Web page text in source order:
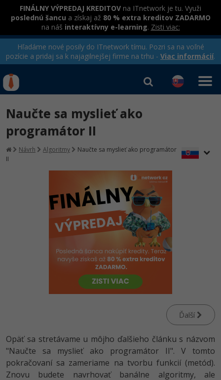
FINÁLNY VÝPREDAJ KREDITOV na ITnetwork je tu. Využi
poslednú šancu a získaj až 80 % extra kreditov ZADARMO
na náš interaktívny e-learning. Zisti viac:
Hľadáme nové posily do ITnetwork tímu. Pozri sa na voľné
pozície a pridaj sa k najagilnejšej firme na trhu - Viac informácií.
Rekvalifikačné kurzy
hradené úradom práce
Kurzy programovania
C# .NET -80%
Python -80%
JavaScript -80%
Kotlin -80%
Céčko
Prihlásiť sa | Registrovať
Naučte sa myslieť ako
programátor II
Návrh Algoritmy
Naučte sa myslieť ako programátor
II
Ďalší
Opäť sa stretávame u môjho ďalšieho článku s názvom
"Naučte sa myslieť ako programátor II". V tomto
pokračovaní sa zameriame na tvorbu funkcií (metód).
Znovu budete navrhovať banálne algoritmy, ale